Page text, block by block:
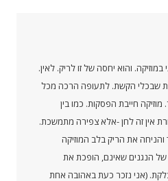
והוא יחסה של זו לריק. לאין.
שבכלי הקשת. לתעופה הרכה מכל
חייבת הפסקות. כמו בין
אין זה לחן -אלא צפירה מתמשכת.
והניחה את הריק בלב המוזיקה
הנגנים שאינם, הופכת את
(אני נזכר כעת באהובה אחת